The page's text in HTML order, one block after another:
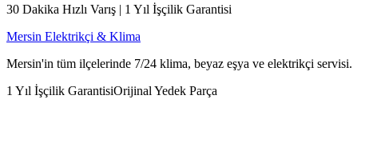
30 Dakika Hızlı Varış | 1 Yıl İşçilik Garantisi
Mersin Elektrikçi & Klima
Mersin'in tüm ilçelerinde 7/24 klima, beyaz eşya ve elektrikçi servisi.
1 Yıl İşçilik GarantisiOrijinal Yedek Parça